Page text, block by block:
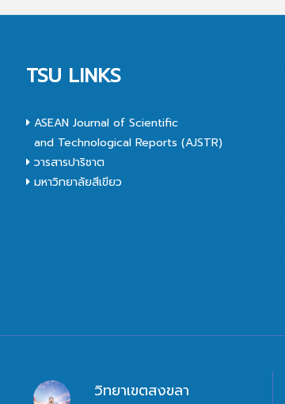
TSU LINKS
ASEAN Journal of Scientific
and Technological Reports (AJSTR)
วารสารปาริชาต
มหาวิทยาลัยสีเขียว
วิทยาเขตสงขลา